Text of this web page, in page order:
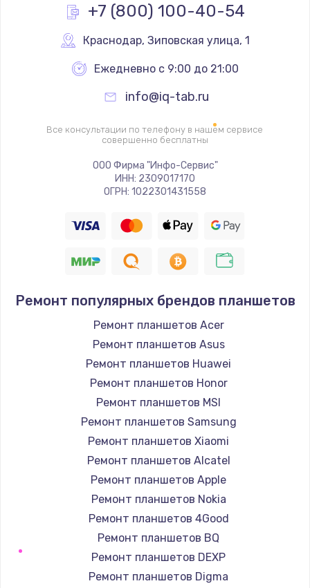
350 руб.
Заказать
Настройка программного обеспечения
Заказать
Прошивка устройства (с сохранением данных)
3300 руб.
Заказать
Прошивка устройства (без сохранения данных)
550 руб.
Заказать
Замена лотка Flash
750 руб.
Замена лотка SIM
790 руб.
Замена северного моста
2300 руб.
Восстановление данных
990 руб.
+7 (800) 100-40-54
Краснодар, Зиповская улица, 1
Ежедневно с 9:00 до 21:00
info@iq-tab.ru
Все консультации по телефону в нашем сервисе
совершенно бесплатны
ООО Фирма "Инфо-Сервис"
ИНН: 2309017170
ОГРН: 1022301431558
Ремонт популярных брендов планшетов
Ремонт планшетов Acer
Ремонт планшетов Asus
Ремонт планшетов Huawei
Ремонт планшетов Honor
Ремонт планшетов MSI
Ремонт планшетов Samsung
Ремонт планшетов Xiaomi
Ремонт планшетов Alcatel
Ремонт планшетов Apple
Ремонт планшетов Nokia
Ремонт планшетов 4Good
Ремонт планшетов BQ
Ремонт планшетов DEXP
Ремонт планшетов Digma